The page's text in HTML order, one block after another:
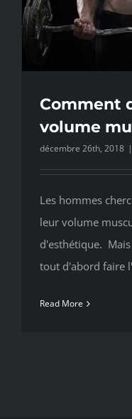
Comment
volume
décembre 26th, 2018 |
Les hommes
leur volume
d'esthétique.
tout d'abord faire
Read More